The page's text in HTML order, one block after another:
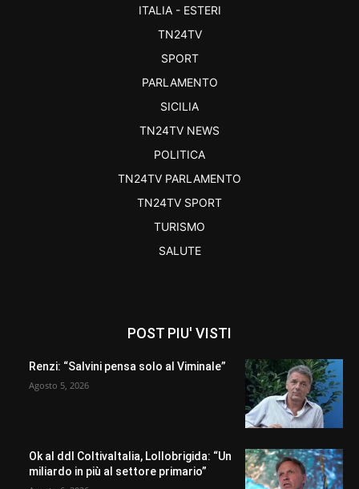
ITALIA - ESTERI
TN24TV
SPORT
PARLAMENTO
SICILIA
TN24TV NEWS
POLITICA
TN24TV PARLAMENTO
TN24TV SPORT
TURISMO
SALUTE
POST PIU' VISTI
Renzi: “Salvini pensa solo al Viminale”
Agosto 5, 2026
Ok al ddl ColtivaItalia, Lollobrigida: “Un
miliardo in più al settore primario”